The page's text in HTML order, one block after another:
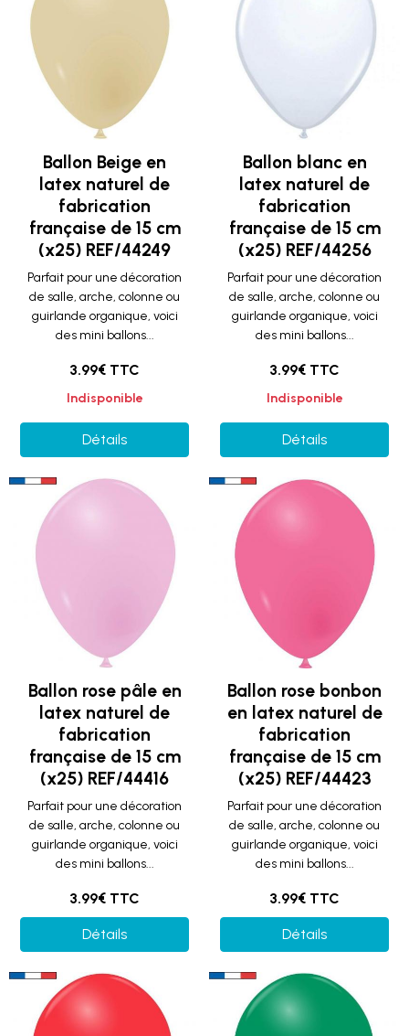
Ballon Beige en
latex naturel de
fabrication
française de 15 cm
(x25) REF/44249
Parfait pour une décoration
de salle, arche, colonne ou
guirlande organique, voici
des mini ballons...
3.99€ TTC
Indisponible
Détails
Ballon blanc en
latex naturel de
fabrication
française de 15 cm
(x25) REF/44256
Parfait pour une décoration
de salle, arche, colonne ou
guirlande organique, voici
des mini ballons...
3.99€ TTC
Indisponible
Détails
Ballon rose pâle en
latex naturel de
fabrication
française de 15 cm
(x25) REF/44416
Parfait pour une décoration
de salle, arche, colonne ou
guirlande organique, voici
des mini ballons...
3.99€ TTC
Détails
Ballon rose bonbon
en latex naturel de
fabrication
française de 15 cm
(x25) REF/44423
Parfait pour une décoration
de salle, arche, colonne ou
guirlande organique, voici
des mini ballons...
3.99€ TTC
Détails